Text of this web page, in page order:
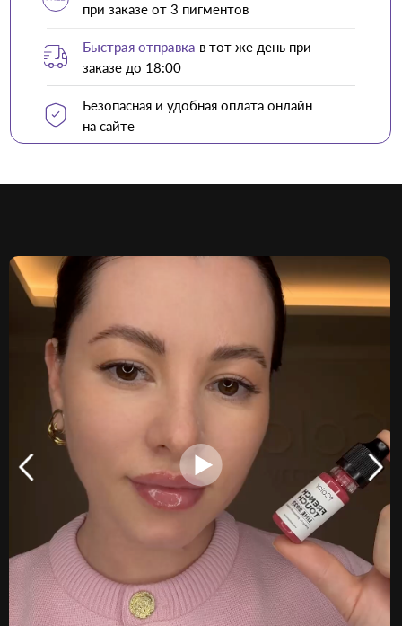
Безопасная и удобная оплата онлайн
на сайте
Быстрая отправка в тот же день при
заказе до 18:00
при заказе от 3 пигментов